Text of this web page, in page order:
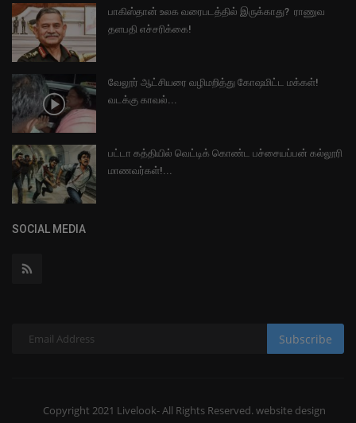
பாகிஸ்தான் உலக வரைபடத்தில் இருக்காது? ராணுவ
தளபதி எச்சரிக்கை!
வேலூர் ஆட்சியரை வழிமறித்து கோஷமிட்ட மக்கள்!
வடக்கு காவல்...
பட்டா கத்தியில் வெட்டிக் கொண்ட பச்சையப்பன் கல்லூரி
மாணவர்கள்!...
SOCIAL MEDIA
Subscribe
Copyright 2021 Livelook- All Rights Reserved. website design